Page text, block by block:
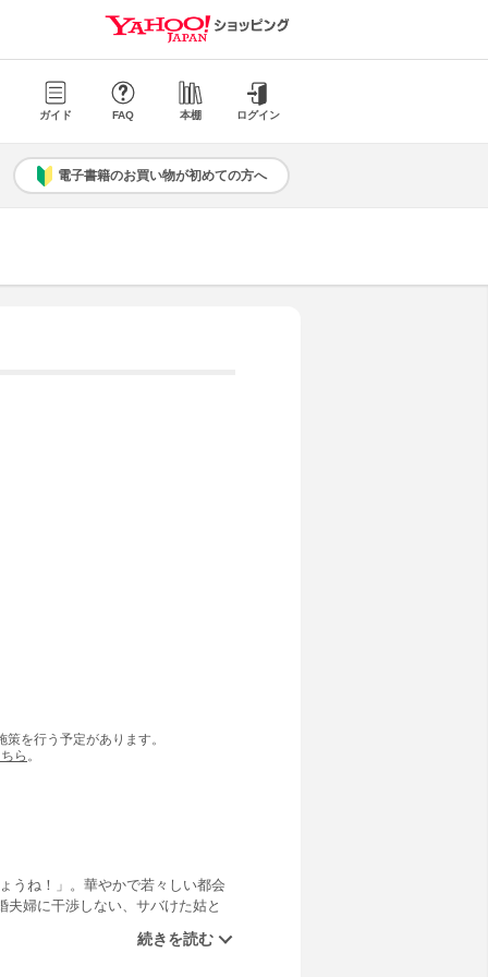
ガイド FAQ 本棚 ログイン
電子書籍のお買い物が初めての方へ
を行う予定があります。
ら 。
うね！」。華やかで若々しい都会
婦に干渉しない、サバけた姑と
品は『ストーリーな女たち Vol.8